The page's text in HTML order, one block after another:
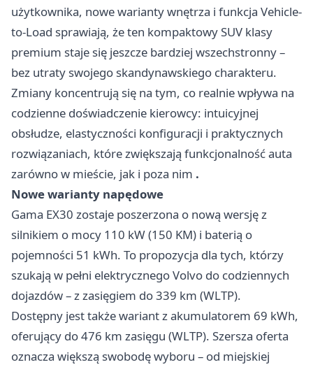
użytkownika, nowe warianty wnętrza i funkcja Vehicle-
to-Load sprawiają, że ten kompaktowy SUV klasy
premium staje się jeszcze bardziej wszechstronny –
bez utraty swojego skandynawskiego charakteru.
Zmiany koncentrują się na tym, co realnie wpływa na
codzienne doświadczenie kierowcy: intuicyjnej
obsłudze, elastyczności konfiguracji i praktycznych
rozwiązaniach, które zwiększają funkcjonalność auta
zarówno w mieście, jak i poza nim .
Nowe warianty napędowe
Gama EX30 zostaje poszerzona o nową wersję z
silnikiem o mocy 110 kW (150 KM) i baterią o
pojemności 51 kWh. To propozycja dla tych, którzy
szukają w pełni elektrycznego Volvo do codziennych
dojazdów – z zasięgiem do 339 km (WLTP).
Dostępny jest także wariant z akumulatorem 69 kWh,
oferujący do 476 km zasięgu (WLTP). Szersza oferta
oznacza większą swobodę wyboru – od miejskiej